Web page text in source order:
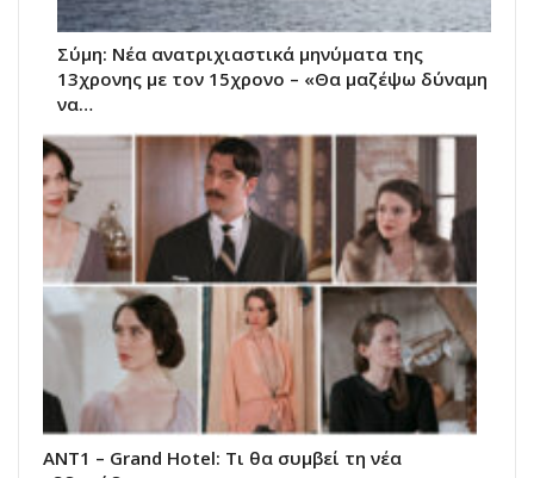
Σύμη: Nέα ανατριχιαστικά μηνύματα της
13χρονης με τον 15χρονο – «Θα μαζέψω δύναμη
να…
ΑΝΤ1 – Grand Hotel: Τι θα συμβεί τη νέα